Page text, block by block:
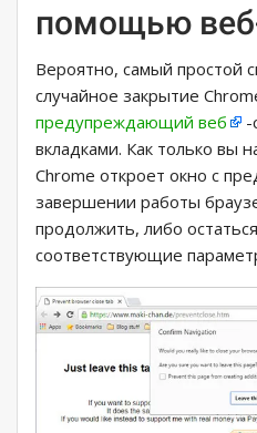
помощью
Вероятно, самый простой
случайное закрытие
предупреждающий веб
-
вкладками. Как только вы
Chrome откроет окно с
завершении работы
продолжить, либо
соответствующие